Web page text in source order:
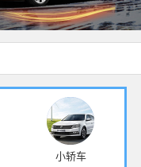
小轿车